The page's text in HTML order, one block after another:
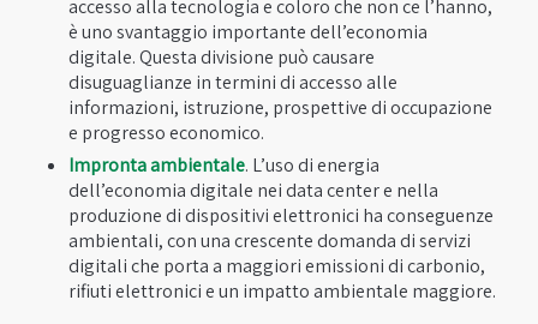
accesso alla tecnologia e coloro che non ce l’hanno,
è uno svantaggio importante dell’economia
digitale. Questa divisione può causare
disuguaglianze in termini di accesso alle
informazioni, istruzione, prospettive di occupazione
e progresso economico.
Impronta ambientale. L’uso di energia
dell’economia digitale nei data center e nella
produzione di dispositivi elettronici ha conseguenze
ambientali, con una crescente domanda di servizi
digitali che porta a maggiori emissioni di carbonio,
rifiuti elettronici e un impatto ambientale maggiore.